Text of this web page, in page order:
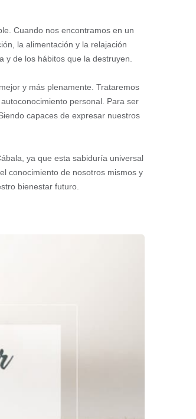
Cuando nos encontramos en un
la alimentación y la relajación
de los hábitos que la destruyen.
y más plenamente. Trataremos
personal. Para ser
capaces de expresar nuestros
ya que esta sabiduría universal
conocimiento de nosotros mismos y
bienestar futuro.